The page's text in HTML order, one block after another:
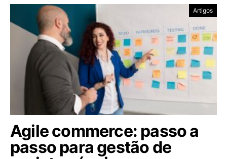
Artigos
Agile commerce: passo a
passo para gestão de